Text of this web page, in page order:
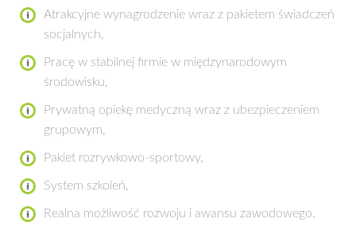
Atrakcyjne wynagrodzenie wraz z pakietem świadczeń
socjalnych,
Pracę w stabilnej firmie w międzynarodowym
środowisku,
Prywatną opiekę medyczną wraz z ubezpieczeniem
grupowym,
Pakiet rozrywkowo-sportowy,
System szkoleń,
Realna możliwość rozwoju i awansu zawodowego.